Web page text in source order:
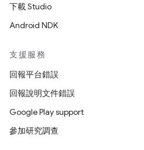
下載 Studio
Android NDK
支援服務
回報平台錯誤
回報說明文件錯誤
Google Play support
參加研究調查